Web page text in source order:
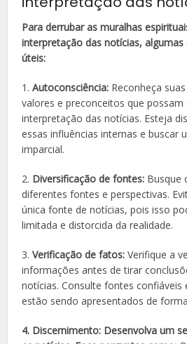
Para derrubar as muralhas
interpretação das notícias,
úteis:
1.Autoconsciência: Reconheça
valores e preconceitos que
interpretação das notícias. Esteja
essas influências internas e buscar
imparcial.
2. Diversificação de fontes: Busque
diferentes fontes e perspectivas.
única fonte de notícias, pois isso
limitada e distorcida da realidade.
3.Verificação de fatos: Verifique a
informações antes de tirar
notícias. Consulte fontes confiáveis
estão sendo apresentados de
4. Discernimento: Desenvolva um